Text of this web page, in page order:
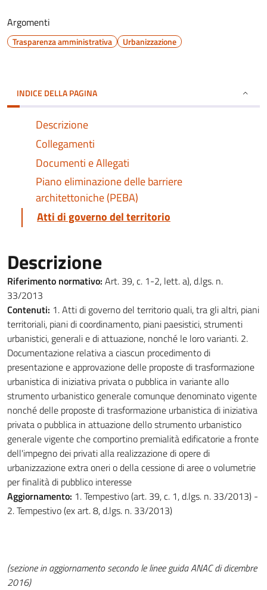
Argomenti
Trasparenza amministrativa Urbanizzazione
INDICE DELLA PAGINA
Descrizione
Collegamenti
Documenti e Allegati
Piano eliminazione delle barriere
architettoniche (PEBA)
Atti di governo del territorio
Descrizione
Riferimento normativo: Art. 39, c. 1-2, lett. a), d.lgs. n.
33/2013
Contenuti: 1. Atti di governo del territorio quali, tra gli altri, piani
territoriali, piani di coordinamento, piani paesistici, strumenti
urbanistici, generali e di attuazione, nonché le loro varianti. 2.
Documentazione relativa a ciascun procedimento di
presentazione e approvazione delle proposte di trasformazione
urbanistica di iniziativa privata o pubblica in variante allo
strumento urbanistico generale comunque denominato vigente
nonché delle proposte di trasformazione urbanistica di iniziativa
privata o pubblica in attuazione dello strumento urbanistico
generale vigente che comportino premialità edificatorie a fronte
dell'impegno dei privati alla realizzazione di opere di
urbanizzazione extra oneri o della cessione di aree o volumetrie
per finalità di pubblico interesse
Aggiornamento: 1. Tempestivo (art. 39, c. 1, d.lgs. n. 33/2013) -
2. Tempestivo (ex art. 8, d.lgs. n. 33/2013)
(sezione in aggiornamento secondo le linee guida ANAC di dicembre
2016)